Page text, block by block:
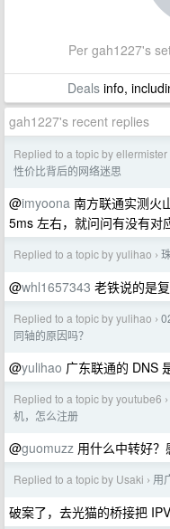
Per gah1227's
Dealsinfo,
gah1227's recent replies
Replied to a topic by ellermister
性价比背后的网络迷思
@imyoona 南方联通实测火
5ms 左右，就问问有没有对
Replied to a topic by yulihao ›
@whl1657343 老铁说的是
Replied to a topic by yulihao ›
同轴的原因吗？
@yulihao 广东联通的 DNS
Replied to a topic by youtube6 ›
机，怎么注册
@guomuzz 用什么中转好
Replied to a topic by Usaki › 用
破案了，去光猫的桥接把